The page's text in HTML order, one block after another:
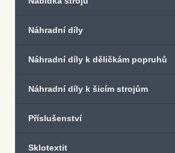
Náhradní díly
Náhradní díly k děličkám popruhů
Náhradní díly k šicím strojům
Příslušenství
Sklotextit